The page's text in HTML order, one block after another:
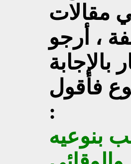
في مقالات
، أرجو
فأقول
:
بنوعيه